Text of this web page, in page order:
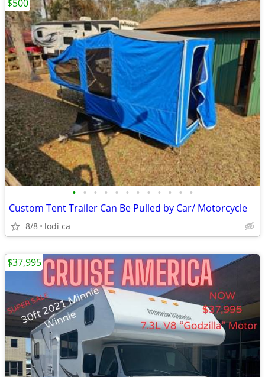
• • • • • • • • • • • •
Custom Tent Trailer Can Be Pulled by Car/ Motorcycle
8/8 lodi ca
$500
$37,995